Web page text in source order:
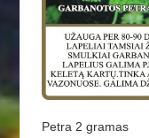
Petra 2 gramas